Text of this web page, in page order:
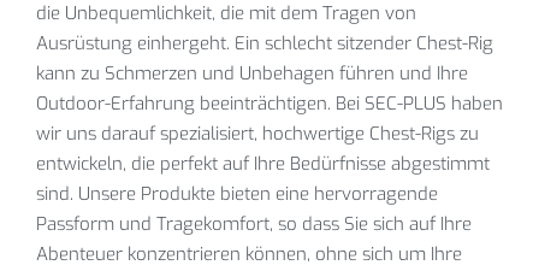
die Unbequemlichkeit, die mit dem Tragen von
Ausrüstung einhergeht. Ein schlecht sitzender Chest-Rig
kann zu Schmerzen und Unbehagen führen und Ihre
Outdoor-Erfahrung beeinträchtigen. Bei SEC-PLUS haben
wir uns darauf spezialisiert, hochwertige Chest-Rigs zu
entwickeln, die perfekt auf Ihre Bedürfnisse abgestimmt
sind. Unsere Produkte bieten eine hervorragende
Passform und Tragekomfort, so dass Sie sich auf Ihre
Abenteuer konzentrieren können, ohne sich um Ihre